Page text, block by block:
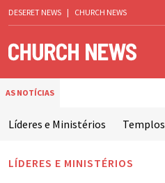
DESERET NEWS | CHURCH NEWS
AS NOTÍCIAS
Líderes e Ministérios Templos
LÍDERES E MINISTÉRIOS